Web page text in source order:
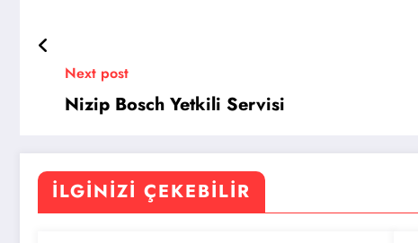
Next post
Nizip Bosch Yetkili Servisi
İLGINIZI ÇEKEBILIR